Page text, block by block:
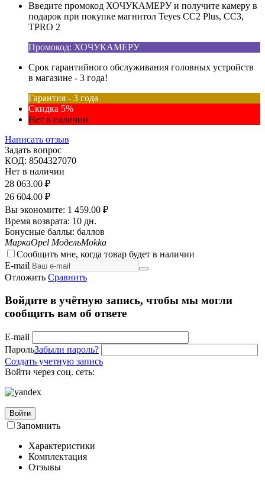
Введите промокод ХОЧУКАМЕРУ и получите камеру в
подарок при покупке магнитол Teyes CC2 Plus, CC3,
TPRO 2
Промокод: ХОЧУКАМЕРУ
Срок гарантийного обслуживания головных устройств
в магазине - 3 года!
Гарантия - 3 года
Скидка 5%
Нет в наличии
Написать отзыв
Задать вопрос
КОД: 8504327070
Нет в наличии
28 063.00 ₽
26 604.00 ₽
Вы экономите: 1 459.00 ₽
Время возврата: 10 дн.
Бонусные баллы: баллов
МаркаOpel МодельMokka
Сообщить мне, когда товар будет в наличии
E-mail
Отложить Сравнить
Войдите в учётную запись, чтобы мы могли
сообщить вам об ответе
E-mail
ПарольЗабыли пароль?
Создать учетную запись
Войти через соц. сеть:
Войти
Запомнить
Характеристики
Комплектация
Отзывы